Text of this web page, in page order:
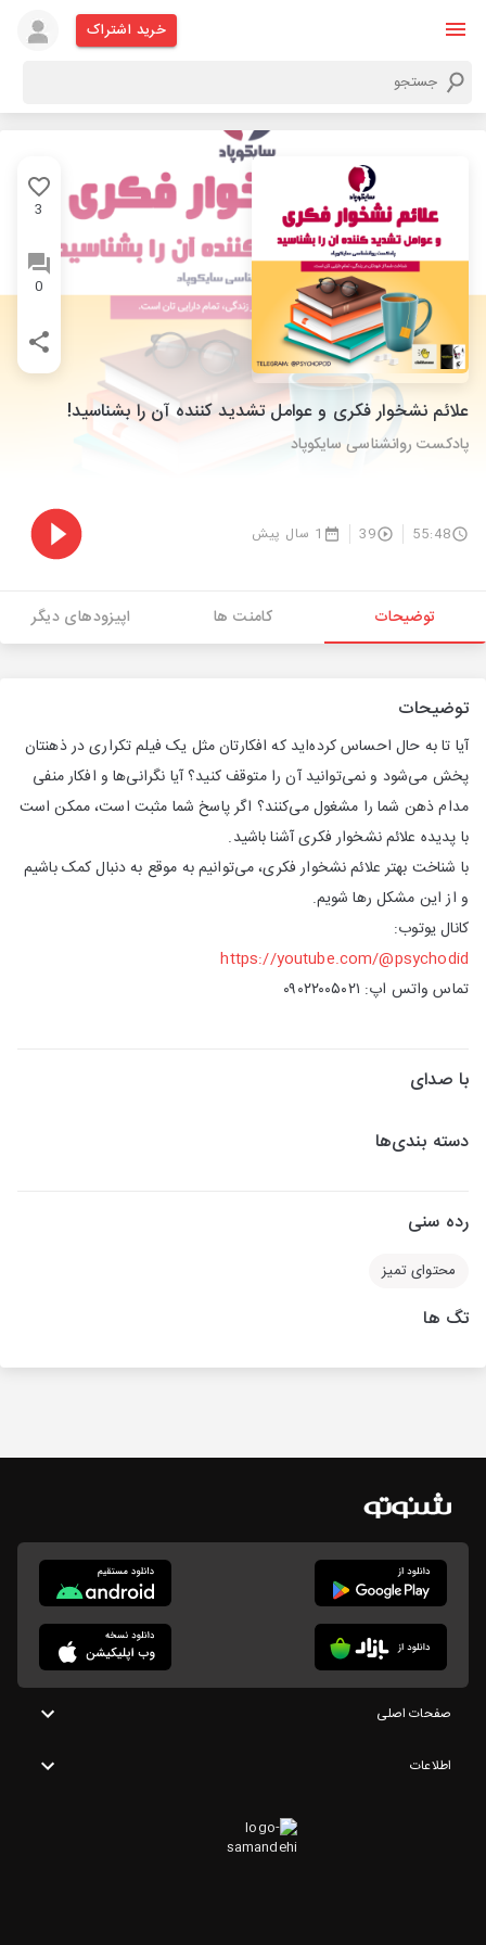
خرید اشتراک
3
0
علائم نشخوار فکری و عوامل تشدید کننده آن را بشناسید!
پادکست روانشناسی سایکوپاد
55:48
39 1 سال پیش
توضیحات کامنت ها اپیزودهای دیگر
توضیحات
آیا تا به حال احساس کرده‌اید که افکارتان مثل یک فیلم تکراری در ذهنتان
پخش می‌شود و نمی‌توانید آن را متوقف کنید؟ آیا نگرانی‌ها و افکار منفی
مدام ذهن شما را مشغول می‌کنند؟ اگر پاسخ شما مثبت است، ممکن است
با پدیده علائم نشخوار فکریآشنا باشید.
با شناخت بهتر علائم نشخوار فکری، می‌توانیم به موقع به دنبال کمک باشیم
و از این مشکل رها شویم.
کانال یوتوب:
https://youtube.com/@psychodid
تماس واتس اپ: ۰۹۰۲۲۰۰۵۰۲۱
با صدای
دسته بندی‌ها
رده سنی
محتوای تمیز
تگ ها
صفحات اصلی
اطلاعات